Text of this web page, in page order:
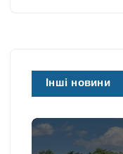
Інші новини